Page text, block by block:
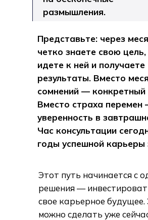
размышления.
Представьте: через
четко знаете свою
идете к ней и получаете
результаты. Вместо
сомнений — конкретный
Вместо страха перемен
уверенность в
Час консультации
годы успешной карьеры
Этот путь начинается с
решения —
свое карьерное
можно сделать уже